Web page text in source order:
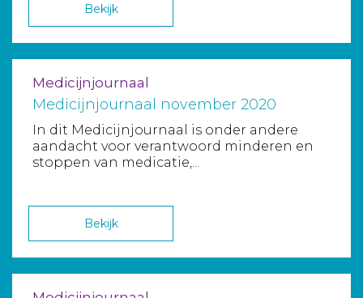
Bekijk
Medicijnjournaal
Medicijnjournaal november 2020
In dit Medicijnjournaal is onder andere
aandacht voor verantwoord minderen en
stoppen van medicatie,...
Bekijk